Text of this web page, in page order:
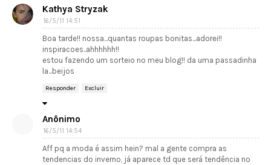
Kathya Stryzak
16/5/11 14:51
Boa tarde!! nossa...quantas roupas bonitas...adorei!!
inspiracoes..ahhhhhh!!
estou fazendo um sorteio no meu blog!! da uma passadinha
la...beijos
Responder Excluir
Anônimo
16/5/11 14:54
Aff pq a moda é assim hein? mal a gente compra as
tendencias do inverno, já aparece td que será tendência no